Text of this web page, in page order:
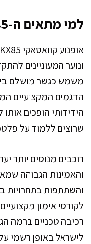
למי מתאים ה-KX85?
ונוער המעוניינים
משמש כגשר מושלם
הדגמים המקצועיים
הידידותי הופכים
שרוצים ללמוד על
רוכבים מנוסים יותר
והאמינות הגבוהה
והשתתפות בתחרויות
לקורסי אימון
רכיבה טכניים ברמה
לישראל באופן רשמי